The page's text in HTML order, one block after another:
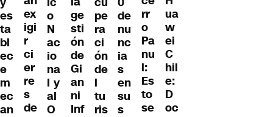
es
ta
bl
ec
e
m
ec
an
ex
igi
r
ci
er
re
s
de
o
N
ac
io
na
l y
al
O
ge
sti
ón
de
Gi
an
ni
Inf
pe
ra
ci
ón
de
l
tu
ris
de
nu
nc
ia
s
en
su
s
rr
o
Pa
nu
l:
Es
to
se
ua
w
ei
C
hil
e:
D
oc